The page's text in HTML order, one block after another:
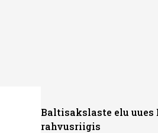
Baltisakslaste elu uues
rahvusriigis